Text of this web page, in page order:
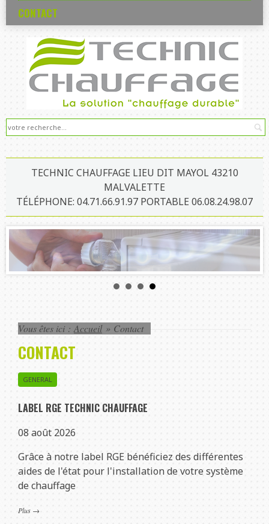
CONTACT
TECHNIC CHAUFFAGE LIEU DIT MAYOL 43210
MALVALETTE
TÉLÉPHONE: 04.71.66.91.97 PORTABLE 06.08.24.98.07
Vous êtes ici : Accueil » Contact
CONTACT
GENERAL
LABEL RGE TECHNIC CHAUFFAGE
08 août 2026
Grâce à notre label RGE bénéficiez des différentes
aides de l'état pour l'installation de votre système
de chauffage
Plus →